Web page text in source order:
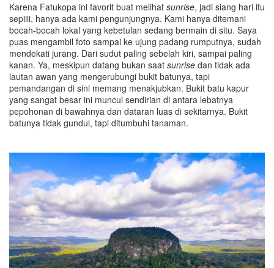
Karena Fatukopa ini favorit buat melihat sunrise, jadi siang hari itu
sepiiii, hanya ada kami pengunjungnya. Kami hanya ditemani
bocah-bocah lokal yang kebetulan sedang bermain di situ. Saya
puas mengambil foto sampai ke ujung padang rumputnya, sudah
mendekati jurang. Dari sudut paling sebelah kiri, sampai paling
kanan. Ya, meskipun datang bukan saat sunrise dan tidak ada
lautan awan yang mengerubungi bukit batunya, tapi
pemandangan di sini memang menakjubkan. Bukit batu kapur
yang sangat besar ini muncul sendirian di antara lebatnya
pepohonan di bawahnya dan dataran luas di sekitarnya. Bukit
batunya tidak gundul, tapi ditumbuhi tanaman.